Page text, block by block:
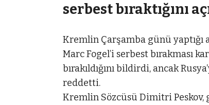
serbest bıraktığını
Kremlin Çarşamba günü yaptığı
Marc Fogel’i serbest bırakması
bırakıldığını bildirdi, ancak
reddetti.
Kremlin Sözcüsü Dimitri Peskov,